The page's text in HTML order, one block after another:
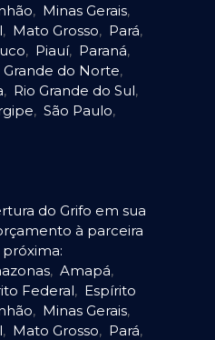
, Minas Gerais,
, Mato Grosso, Pará,
, Piauí, Paraná,
Grande do Norte,
, Rio Grande do Sul,
, São Paulo,
do Grifo em sua
à parceira
, Amapá,
Federal, Espírito
, Minas Gerais,
, Mato Grosso, Pará,